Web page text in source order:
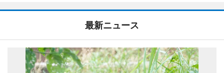
最新ニュース